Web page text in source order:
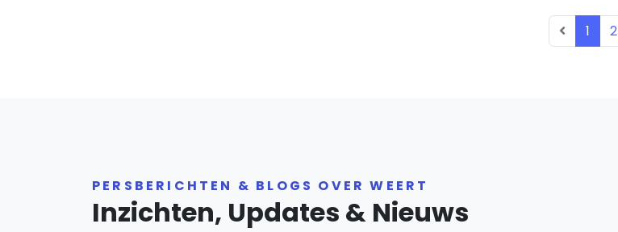
1 2
PERSBERICHTEN & BLOGS OVER WEERT
Inzichten, Updates & Nieuws